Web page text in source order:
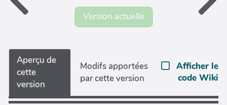
Version actuelle
Aperçu de
cette
version
Modifs apportées
par cette version
Afficher le
code Wiki